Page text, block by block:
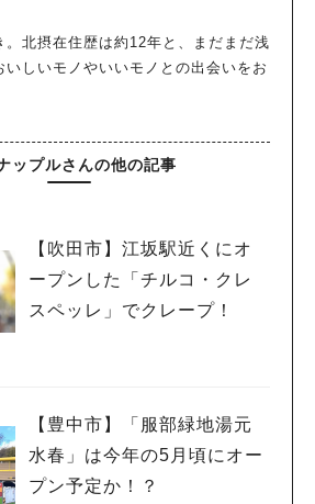
。北摂在住歴は約12年と、まだまだ浅
いしいモノやいいモノとの出会いをお
ップルさんの他の記事
【吹田市】江坂駅近くにオ
ープンした「チルコ・クレ
スペッレ」でクレープ！
【豊中市】「服部緑地湯元
水春」は今年の5月頃にオー
プン予定か！？